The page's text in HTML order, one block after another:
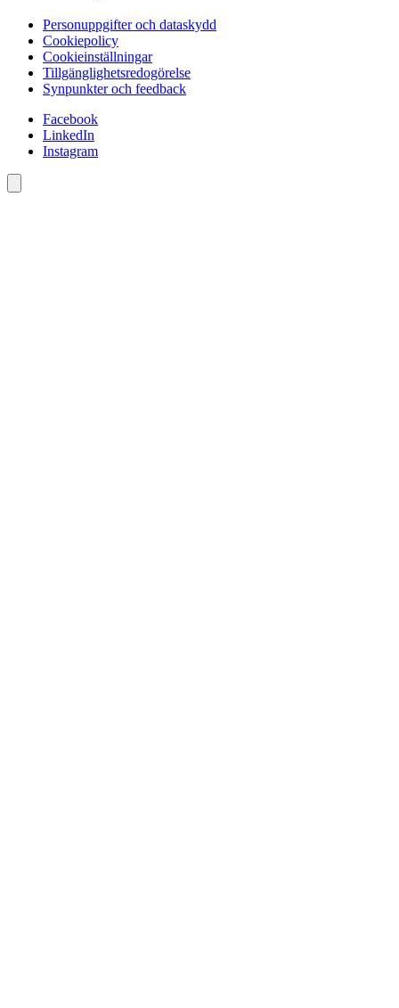
Personuppgifter och dataskydd
Cookiepolicy
Cookieinställningar
Tillgänglighetsredogörelse
Synpunkter och feedback
Facebook
LinkedIn
Instagram